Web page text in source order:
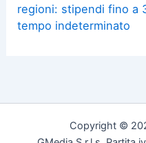
regioni: stipendi fino a
tempo indeterminato
Copyright ©